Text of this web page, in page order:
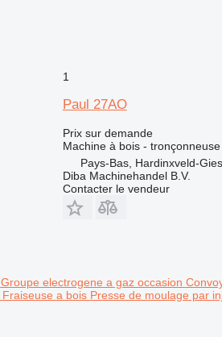
1
Paul 27AO
Prix sur demande
Machine à bois -
Pays-Bas, Hardinxveld-
Diba Machinehandel B.V.
Contacter le vendeur
Groupe electrogene a gaz occasion
Fraiseuse a bois Presse de moulage par